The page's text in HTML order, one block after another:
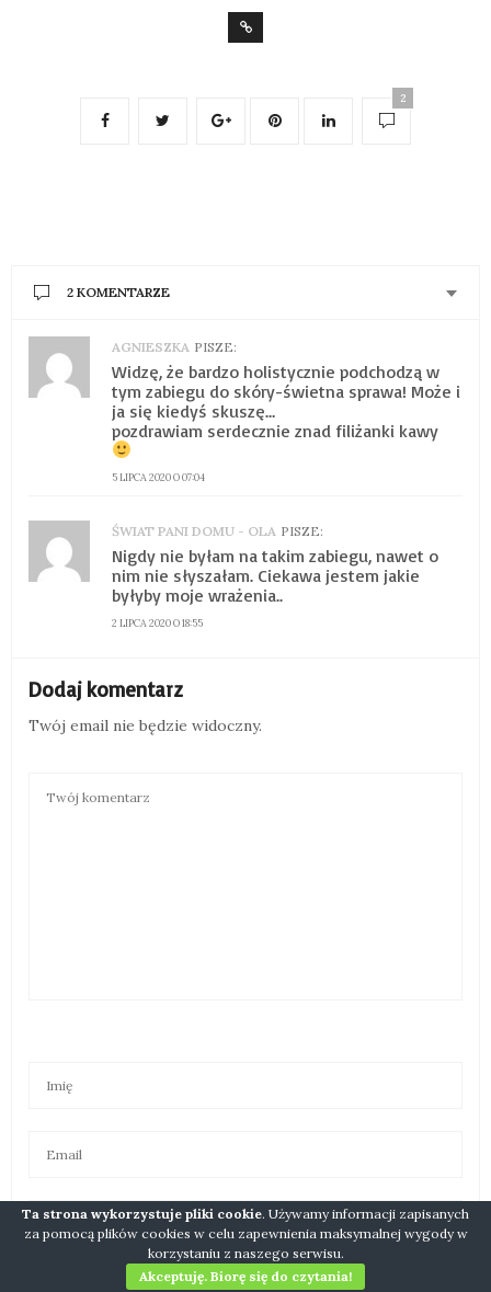
2
2 KOMENTARZE
AGNIESZKA PISZE:
5 LIPCA 2020 O 07:04
Widzę, że bardzo holistycznie podchodzą w
tym zabiegu do skóry-świetna sprawa! Może i
ja się kiedyś skuszę…
pozdrawiam serdecznie znad filiżanki kawy
ŚWIAT PANI DOMU - OLA PISZE:
2 LIPCA 2020 O 18:55
Nigdy nie byłam na takim zabiegu, nawet o
nim nie słyszałam. Ciekawa jestem jakie
byłyby moje wrażenia..
Dodaj komentarz
Twój email nie będzie widoczny.
Ta strona wykorzystuje pliki cookie. Używamy informacji zapisanych
za pomocą plików cookies w celu zapewnienia maksymalnej wygody w
korzystaniu z naszego serwisu.
Akceptuję. Biorę się do czytania!